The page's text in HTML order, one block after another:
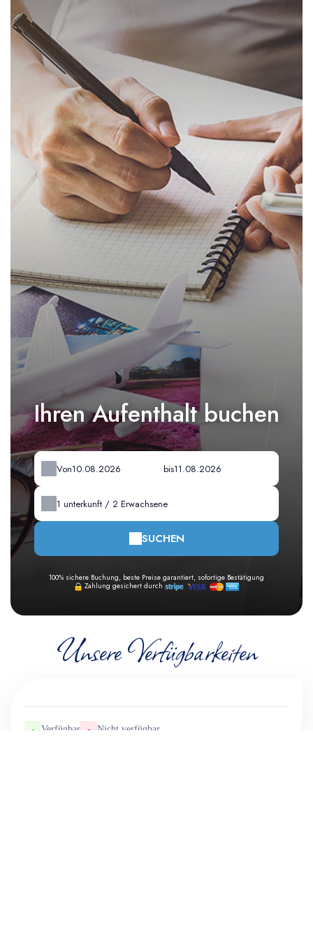
Ihren Aufenthalt buchen
Von bis
1unterkunft /2Erwachsene
SUCHEN
100% sichere Buchung, beste Preise garantiert, sofortige Bestätigung
Zahlung gesichert durch
Unsere Verfügbarkeiten
- Verfügbar - Nicht verfügbar